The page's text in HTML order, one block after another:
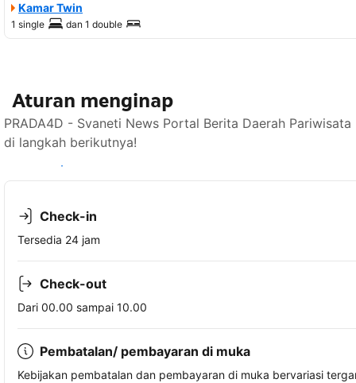
Kamar Twin
1 single dan 1 double
Aturan menginap
PRADA4D - Svaneti News Portal Berita Daerah
di langkah berikutnya!
Lihat ketersediaan
Check-in
Tersedia 24 jam
Check-out
Dari 00.00 sampai 10.00
Pembatalan/ pembayaran di muka
Kebijakan pembatalan dan pembayaran di muka bervariasi